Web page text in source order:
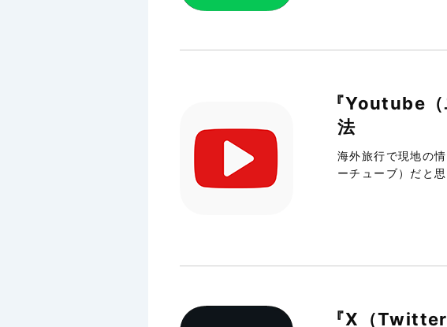
『Youtube
法
海外旅行で現地の
ーチューブ）だと
『X（